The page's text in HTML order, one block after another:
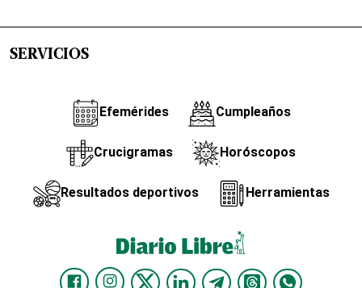
SERVICIOS
Efemérides Cumpleaños
Crucigramas Horóscopos
Resultados deportivos Herramientas